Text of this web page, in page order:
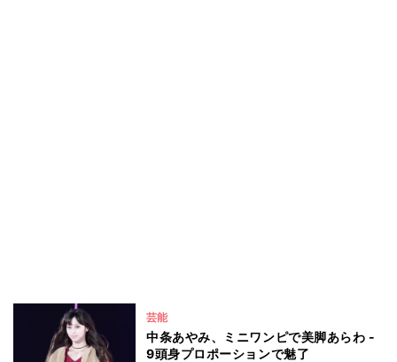
芸能
中条あやみ、ミニワンピで美脚あらわ -
9頭身プロポーションで魅了